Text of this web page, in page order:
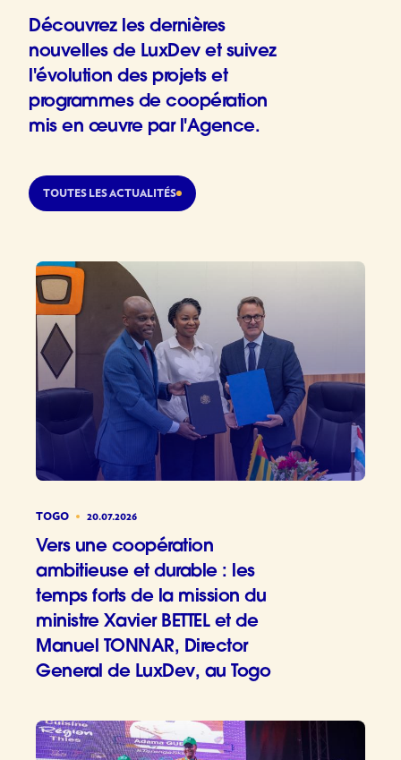
Découvrez les dernières
nouvelles de LuxDev et suivez
l'évolution des projets et
programmes de coopération
mis en œuvre par l'Agence.
TOUTES LES ACTUALITÉS
TOGO 20.07.2026
Vers une coopération
ambitieuse et durable : les
temps forts de la mission du
ministre Xavier BETTEL et de
Manuel TONNAR, Director
General de LuxDev, au Togo